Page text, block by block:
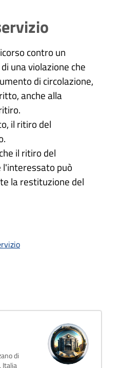
contro un
una violazione che
di circolazione,
anche alla
il ritiro del
il ritiro del
l'interessato può
la restituzione del
di
Italia